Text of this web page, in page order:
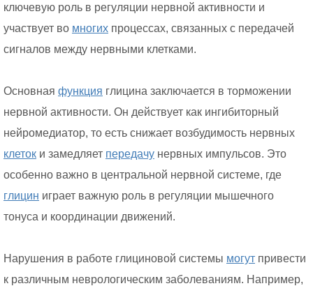
ключевую роль в регуляции нервной активности и
участвует во многих процессах, связанных с передачей
сигналов между нервными клетками.
Основная функция глицина заключается в торможении
нервной активности. Он действует как ингибиторный
нейромедиатор, то есть снижает возбудимость нервных
клеток и замедляет передачу нервных импульсов. Это
особенно важно в центральной нервной системе, где
глицин играет важную роль в регуляции мышечного
тонуса и координации движений.
Нарушения в работе глициновой системы могут привести
к различным неврологическим заболеваниям. Например,